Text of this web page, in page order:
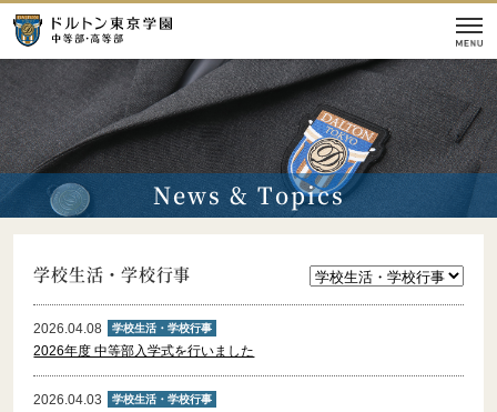
学校紹介
本校の教育
入試情報
校舎 施設
イベント情報
News & Topics
学校生活・学校行事
2026.04.08 学校生活・学校行事
2026年度 中等部入学式を行いました
2026.04.03 学校生活・学校行事